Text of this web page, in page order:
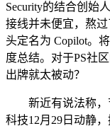
Security的结合创始
接线并未便宜，熬
头定名为 Copilot。
度总结。对于PS社
出牌就太被动？
新近有说法称，节
科技12月29日动静